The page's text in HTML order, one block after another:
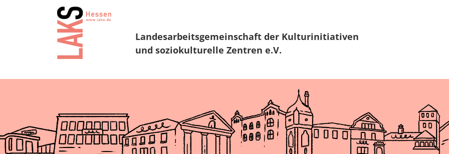
Landesarbeitsgemeinschaft der Kulturinitiativen
und soziokulturelle Zentren e.V.